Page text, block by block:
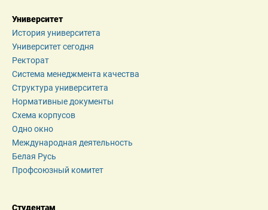
Университет
История университета
Университет сегодня
Ректорат
Система менеджмента качества
Структура университета
Нормативные документы
Схема корпусов
Одно окно
Международная деятельность
Белая Русь
Профсоюзный комитет
Студентам